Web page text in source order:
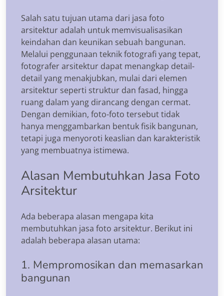
Salah satu tujuan utama dari jasa foto
arsitektur adalah untuk memvisualisasikan
keindahan dan keunikan sebuah bangunan.
Melalui penggunaan teknik fotografi yang tepat,
fotografer arsitektur dapat menangkap detail-
detail yang menakjubkan, mulai dari elemen
arsitektur seperti struktur dan fasad, hingga
ruang dalam yang dirancang dengan cermat.
Dengan demikian, foto-foto tersebut tidak
hanya menggambarkan bentuk fisik bangunan,
tetapi juga menyoroti keaslian dan karakteristik
yang membuatnya istimewa.
Alasan Membutuhkan Jasa Foto
Arsitektur
Ada beberapa alasan mengapa kita
membutuhkan jasa foto arsitektur. Berikut ini
adalah beberapa alasan utama:
1. Mempromosikan dan memasarkan
bangunan